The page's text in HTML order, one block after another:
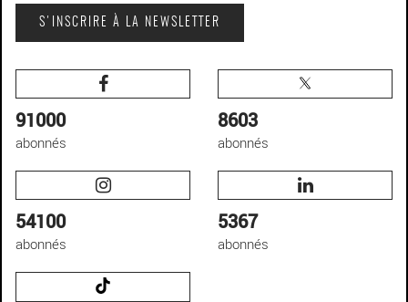
S'INSCRIRE À LA NEWSLETTER
91000
abonnés
8603
abonnés
54100
abonnés
5367
abonnés